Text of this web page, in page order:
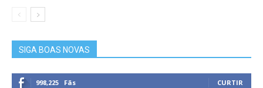
SIGA BOAS NOVAS
998,225 Fãs CURTIR